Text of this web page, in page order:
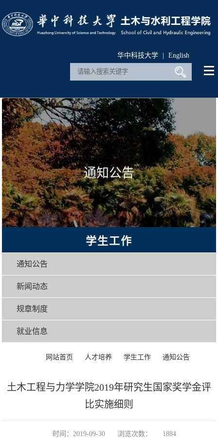
华中科技大学 | English
通知公告
学生工作
通知公告
新闻动态
规章制度
就业信息
网站首页 人才培养 学生工作 通知公告
土木工程与力学学院2019年研究生国家奖学金评
比实施细则
时间：2019-09-30 浏览次数： 1884